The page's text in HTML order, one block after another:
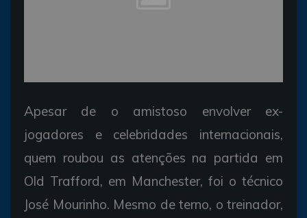
Apesar de o amistoso envolver ex-
jogadores e celebridades internacionais,
quem roubou as atenções na partida em
Old Trafford, em Manchester, foi o técnico
José Mourinho. Mesmo de terno, o treinador,